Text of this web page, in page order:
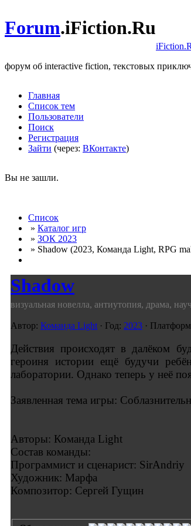
Forum.iFiction.Ru
форум об interactive fiction, текстовых
Главная
Список тем
Пользователи
Поиск
Регистрация
Зайти (через: ВКонтакте)
Вы не зашли.
Список
» Каталог игр
» ЗОК 2023
» Shadow (2023, Команда Light, RPG
Shadow
визуальная новелла, антиутопия, драма,
Автор: Команда Light · Год: 2023 ·
Действия происходят в далёком
героиня истории ещё будучи
лаборатории. Однако теперь у неё
Заявленная тема игры:
Авторы: Команда Light
Состав команды:
Программист и сценарист: SirAndriy
Художник: Марфа
Композитор: Сергей Гущин